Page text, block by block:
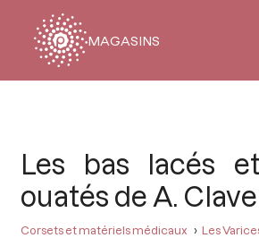
MAGASINS
Les bas lacés
ouatés de A.
Corsets et matériels médicaux Les